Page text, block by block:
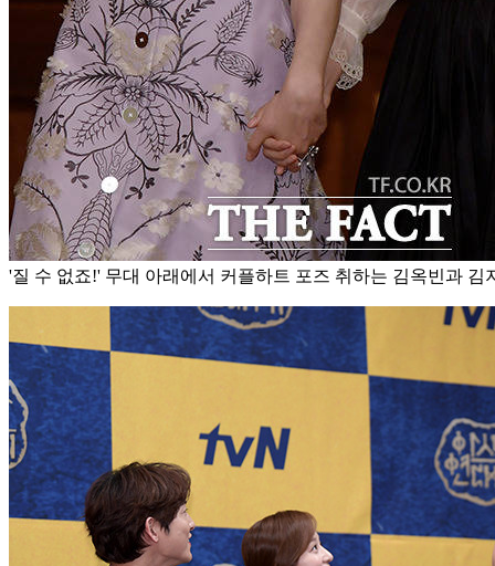
'질 수 없죠!' 무대 아래에서 커플하트 포즈 취하는 김옥빈과 김